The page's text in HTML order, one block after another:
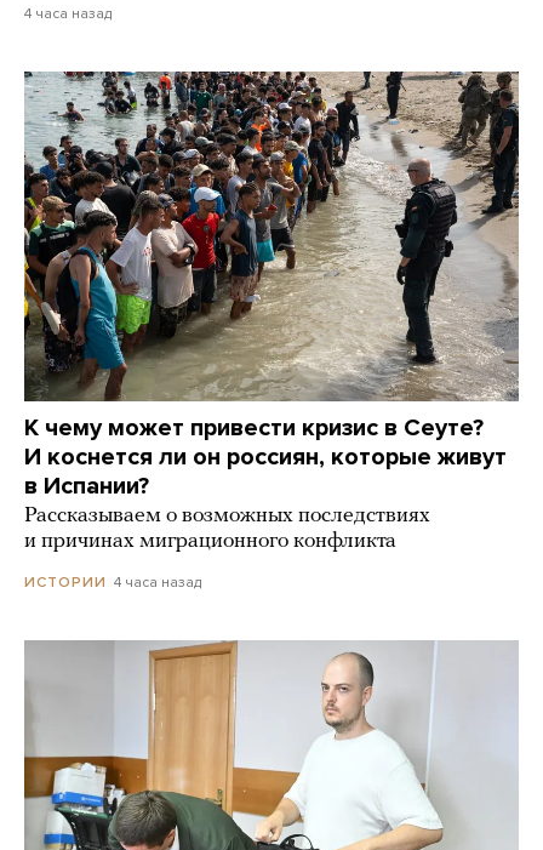
4 часа назад
К чему может привести кризис в Сеуте?
И коснется ли он россиян, которые живут
в Испании?
Рассказываем о возможных последствиях
и причинах миграционного конфликта
ИСТОРИИ 4 часа назад